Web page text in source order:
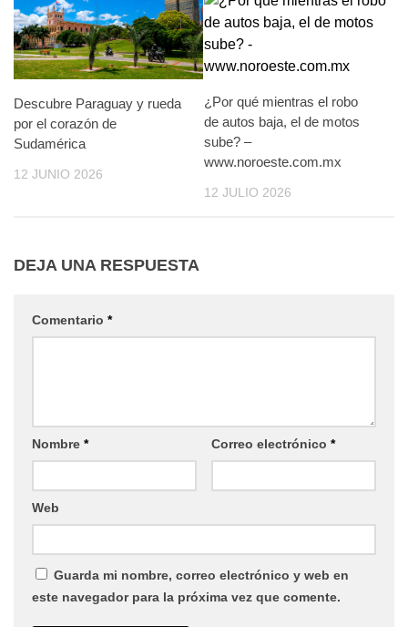
Descubre Paraguay y rueda
por el corazón de
Sudamérica
12 JUNIO 2026
¿Por qué mientras el robo
de autos baja, el de motos
sube? –
www.noroeste.com.mx
12 JULIO 2026
DEJA UNA RESPUESTA
Comentario *
Nombre * Correo electrónico *
Web
Guarda mi nombre, correo electrónico y web en
este navegador para la próxima vez que comente.